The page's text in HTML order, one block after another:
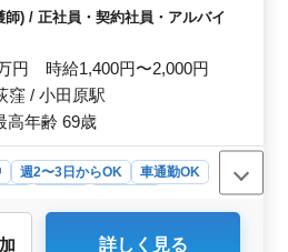
ク ・カテーテル交換やケア ・その
経験が無い方でも慣れるまでは先
フが同行するので安心してください
) / 正社員・契約社員・アルバイ
円 時給1,400円〜2,000円
窪 / 小田原駅
高年齢 69歳
週2〜3日からOK
車通勤OK
詳しく見る